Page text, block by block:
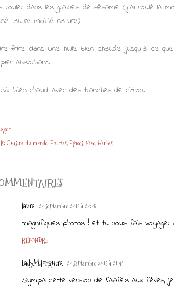
rouler dans les graines de sésame (j'ai roulé la
l'autre moitié nature)
frire dans une huile bien chaude jusqu'à ce
absorbant.
bien chaud avec des tranches de citron.
Cuisine du monde Entrées Epices Fève Herbes
laura 20 septembre 2015 à 20:05
magnifiques photos ! et tu nous fais
RÉPONDRE
LadyMilonguera 20 septembre 2015 à 21:44
Sympa cette version de falafels aux fèves,